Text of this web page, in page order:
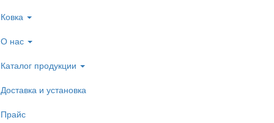
Ковка
О нас
Каталог продукции
Доставка и установка
Прайс